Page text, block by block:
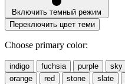
Включить темный режим
Переключить цвет теми
Choose primary color:
indigo fuchsia purple sky
orange
red stone slate